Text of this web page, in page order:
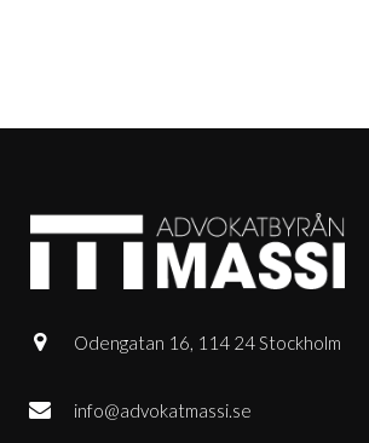
Odengatan 16, 114 24 Stockholm
info@advokatmassi.se